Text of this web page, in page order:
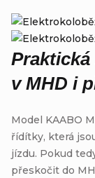
v MHD i
Model KAABO
řídítky, která
jízdu. Pokud
přeskočit do